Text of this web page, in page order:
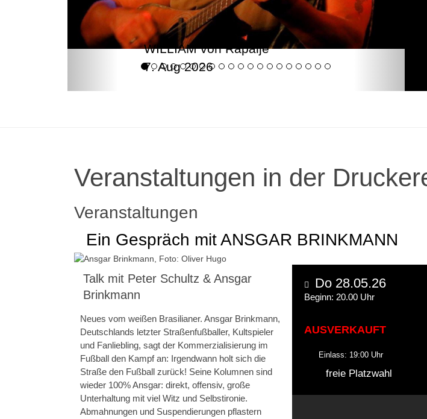
WILLIAM von Rapalje
7. Aug 2026
Veranstaltungen in der
Veranstaltungen
Ein Gespräch mit ANSGAR BRINKMANN
Talk mit Peter Schultz & Ansgar
Brinkmann
Neues vom weißen Brasilianer. Ansgar Brinkmann,
Deutschlands letzter Straßenfußballer, Kultspieler
und Fanliebling, sagt der Kommerzialisierung im
Fußball den Kampf an: Irgendwann holt sich die
Straße den Fußball zurück! Seine Kolumnen sind
wieder 100% Ansgar: direkt, offensiv, große
Unterhaltung mit viel Witz und Selbstironie.
Abmahnungen und Suspendierungen pflastern
Do 28.05.26
Beginn: 20.00 Uhr
AUSVERKAUFT
Einlass: 19:00 Uhr
freie Platzwahl